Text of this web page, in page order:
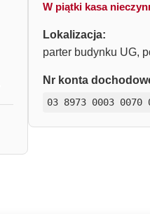
W piątki kasa
Lokalizacja:
parter budynku UG,
Nr konta
03 8973 0003 0070